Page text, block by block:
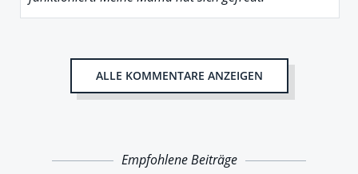
ALLE KOMMENTARE ANZEIGEN
Empfohlene Beiträge